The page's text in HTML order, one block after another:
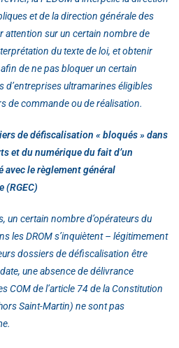
et de la direction générale des
attention sur un certain nombre de
du texte de loi, et obtenir
de ne pas bloquer un certain
d’entreprises ultramarines éligibles
de commande ou de réalisation.
de défiscalisation « bloqués » dans
et du numérique du fait d’un
le règlement général
(RGEC)
un certain nombre d’opérateurs du
les DROM s’inquiètent – légitimement
dossiers de défiscalisation être
une absence de délivrance
COM de l’article 74 de la Constitution
Saint-Martin) ne sont pas